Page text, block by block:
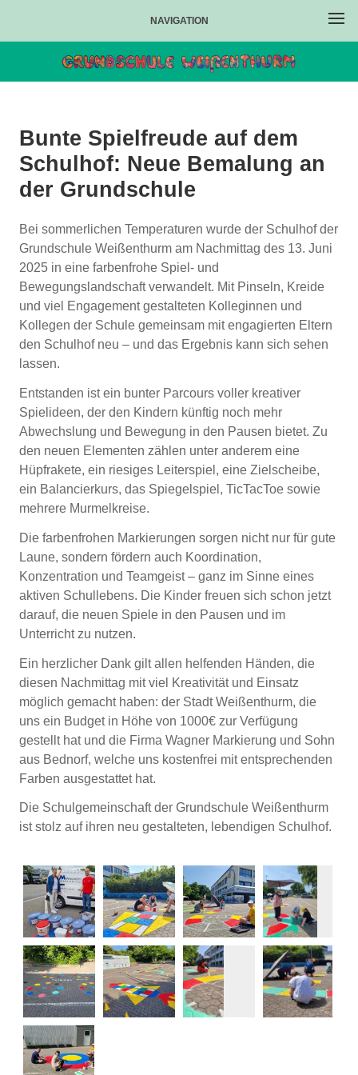
NAVIGATION
Bunte Spielfreude auf dem
Schulhof: Neue Bemalung an
der Grundschule
Bei sommerlichen Temperaturen wurde der Schulhof der
Grundschule Weißenthurm am Nachmittag des 13. Juni
2025 in eine farbenfrohe Spiel- und
Bewegungslandschaft verwandelt. Mit Pinseln, Kreide
und viel Engagement gestalteten Kolleginnen und
Kollegen der Schule gemeinsam mit engagierten Eltern
den Schulhof neu – und das Ergebnis kann sich sehen
lassen.
Entstanden ist ein bunter Parcours voller kreativer
Spielideen, der den Kindern künftig noch mehr
Abwechslung und Bewegung in den Pausen bietet. Zu
den neuen Elementen zählen unter anderem eine
Hüpfrakete, ein riesiges Leiterspiel, eine Zielscheibe,
ein Balancierkurs, das Spiegelspiel, TicTacToe sowie
mehrere Murmelkreise.
Die farbenfrohen Markierungen sorgen nicht nur für gute
Laune, sondern fördern auch Koordination,
Konzentration und Teamgeist – ganz im Sinne eines
aktiven Schullebens. Die Kinder freuen sich schon jetzt
darauf, die neuen Spiele in den Pausen und im
Unterricht zu nutzen.
Ein herzlicher Dank gilt allen helfenden Händen, die
diesen Nachmittag mit viel Kreativität und Einsatz
möglich gemacht haben: der Stadt Weißenthurm, die
uns ein Budget in Höhe von 1000€ zur Verfügung
gestellt hat und die Firma Wagner Markierung und Sohn
aus Bednorf, welche uns kostenfrei mit entsprechenden
Farben ausgestattet hat.
Die Schulgemeinschaft der Grundschule Weißenthurm
ist stolz auf ihren neu gestalteten, lebendigen Schulhof.